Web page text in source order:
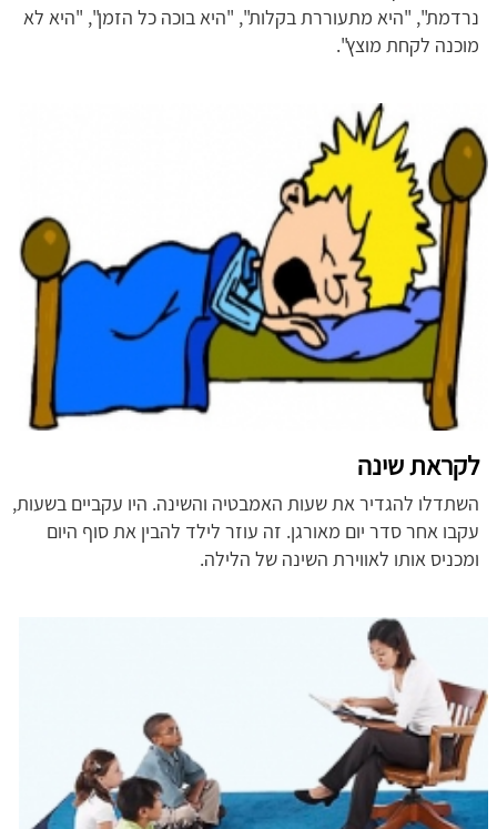
נרדמת", "היא מתעוררת בקלות", "היא בוכה כל הזמן", "היא לא
מוכנה לקחת מוצץ".
לקראת שינה
השתדלו להגדיר את שעות האמבטיה והשינה. היו עקביים בשעות,
עקבו אחר סדר יום מאורגן. זה עוזר לילד להבין את סוף היום
ומכניס אותו לאווירת השינה של הלילה.